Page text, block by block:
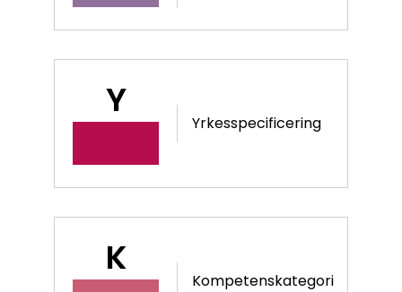
Y
Yrkesspecificering
K
Kompetenskategori